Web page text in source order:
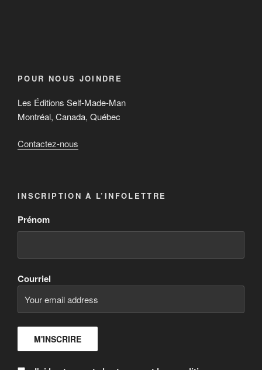
POUR NOUS JOINDRE
Les Éditions Self-Made-Man
Montréal, Canada, Québec
Contactez-nous
INSCRIPTION À L’INFOLETTRE
Prénom
Courriel